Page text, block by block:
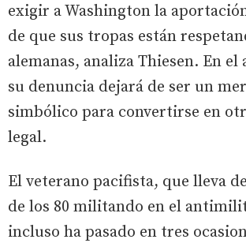
exigir a Washington la
de que sus tropas están
alemanas, analiza Thiesen. En el
su denuncia dejará de ser un
simbólico para convertirse en
legal.
El veterano pacifista, que lleva
de los 80 militando en el
incluso ha pasado en tres